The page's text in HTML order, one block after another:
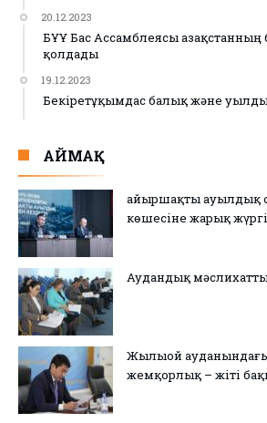
20.12.2023
БҰҰ Бас Ассамблеясы Қазақстанның
қолдады
19.12.2023
Бекіретұқымдас балық және
АЙМАҚ
Қайыршақты ауылдық
көшесіне жарық
Аудандық
Жылыой
жемқорлық – жіті